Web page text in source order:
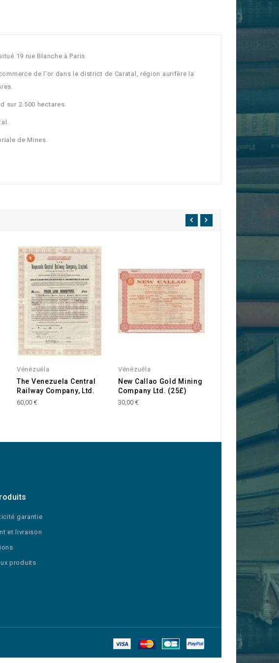
19 rue Blanche à Paris.
de l'or dans le district de Caratal, région aurifère la
sur 2.500 hectares.
de Mines.
Vénézuéla
The Venezuela Central
Railway Company, Ltd.
60,00 €
Vénézuéla
New Callao Gold Mining
Company Ltd. (25£)
30,00 €
The Guarico
Mining Company
Limited
29,00 €
garantie
et livraison
produits